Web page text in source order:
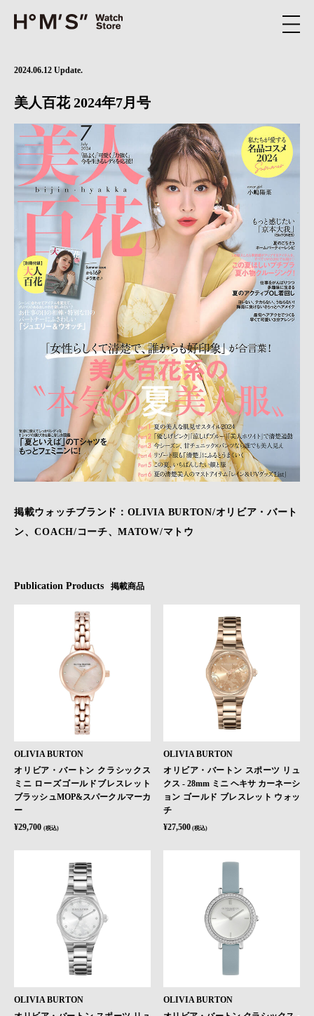
2024.06.12 Update.
美人百花 2024年7月号
掲載ウォッチブランド：OLIVIA BURTON/オリビア・バート
ン、COACH/コーチ、MATOW/マトウ
Publication Products 掲載商品
OLIVIA BURTON
オリビア・バートン クラシックス
ミニ ローズゴールドブレスレット
ブラッシュMOP&スパークルマーカ
ー
¥29,700 (税込)
OLIVIA BURTON
オリビア・バートン スポーツ リュ
クス - 28mm ミニ ヘキサ カーネーシ
ョン ゴールド ブレスレット ウォッ
チ
¥27,500 (税込)
OLIVIA BURTON
OLIVIA BURTON